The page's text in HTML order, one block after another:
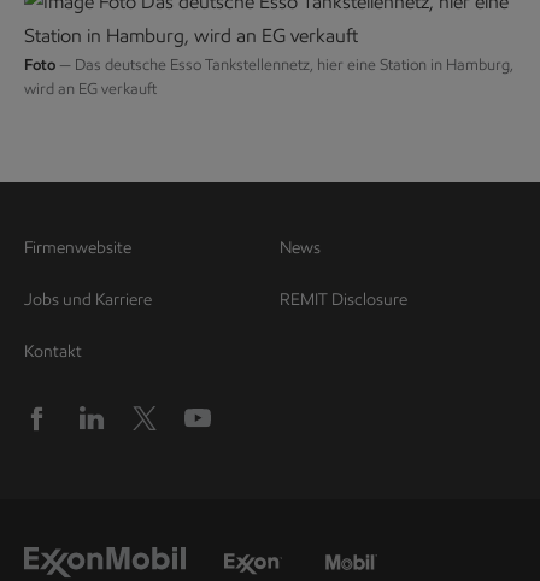
Foto — Das deutsche Esso Tankstellennetz, hier eine Station in Hamburg,
wird an EG verkauft
Firmenwebsite
Jobs und Karriere
Kontakt
News
REMIT Disclosure